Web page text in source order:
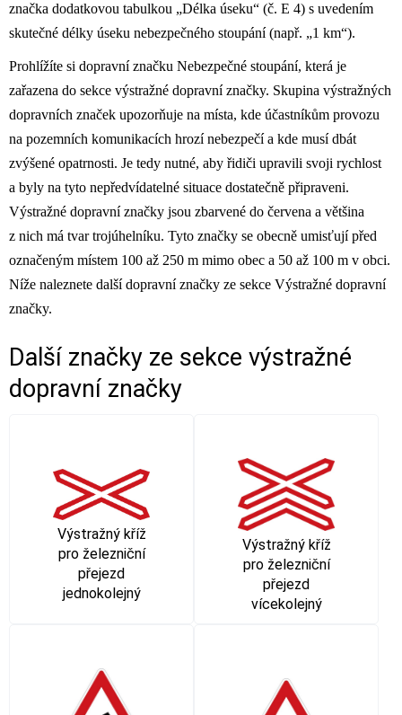
značka dodatkovou tabulkou „Délka úseku“ (č. E 4) s uvedením
skutečné délky úseku nebezpečného stoupání (např. „1 km“).
Prohlížíte si dopravní značku Nebezpečné stoupání, která je
zařazena do sekce výstražné dopravní značky. Skupina výstražných
dopravních značek upozorňuje na místa, kde účastníkům provozu
na pozemních komunikacích hrozí nebezpečí a kde musí dbát
zvýšené opatrnosti. Je tedy nutné, aby řidiči upravili svoji rychlost
a byly na tyto nepředvídatelné situace dostatečně připraveni.
Výstražné dopravní značky jsou zbarvené do červena a většina
z nich má tvar trojúhelníku. Tyto značky se obecně umisťují před
označeným místem 100 až 250 m mimo obec a 50 až 100 m v obci.
Níže naleznete další dopravní značky ze sekce Výstražné dopravní
značky.
Další značky ze sekce výstražné
dopravní značky
Výstražný kříž
pro železniční
přejezd
jednokolejný
Výstražný kříž
pro železniční
přejezd
vícekolejný